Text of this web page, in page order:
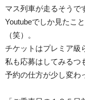
マス列車が走るそうで
Youtubeでしか見たこ
（笑）。
チケットはプレミア級
私も応募はしてみるつ
予約の仕方が少し変わ